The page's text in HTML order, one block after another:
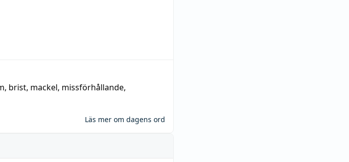
, brist, mackel, missförhållande,
Läs mer om dagens ord